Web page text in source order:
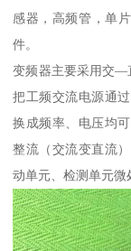
感器，高频管，单
件。
变频器主要采用交—
把工频交流电源通
换成频率、电压均
整流（交流变直流
动单元、检测单元微